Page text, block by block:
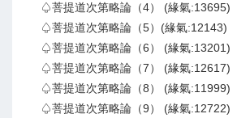
♤菩提道次第略論（4） (緣氣:13695)
♤菩提道次第略論（5）(緣氣:12143)
♤菩提道次第略論（6） (緣氣:13201)
♤菩提道次第略論（7） (緣氣:12617)
♤菩提道次第略論（8） (緣氣:11999)
♤菩提道次第略論（9） (緣氣:12722)